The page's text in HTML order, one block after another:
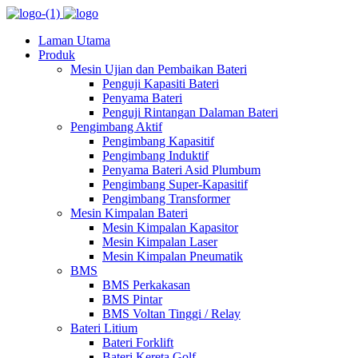
Laman Utama
Produk
Mesin Ujian dan Pembaikan Bateri
Penguji Kapasiti Bateri
Penyama Bateri
Penguji Rintangan Dalaman Bateri
Pengimbang Aktif
Pengimbang Kapasitif
Pengimbang Induktif
Penyama Bateri Asid Plumbum
Pengimbang Super-Kapasitif
Pengimbang Transformer
Mesin Kimpalan Bateri
Mesin Kimpalan Kapasitor
Mesin Kimpalan Laser
Mesin Kimpalan Pneumatik
BMS
BMS Perkakasan
BMS Pintar
BMS Voltan Tinggi / Relay
Bateri Litium
Bateri Forklift